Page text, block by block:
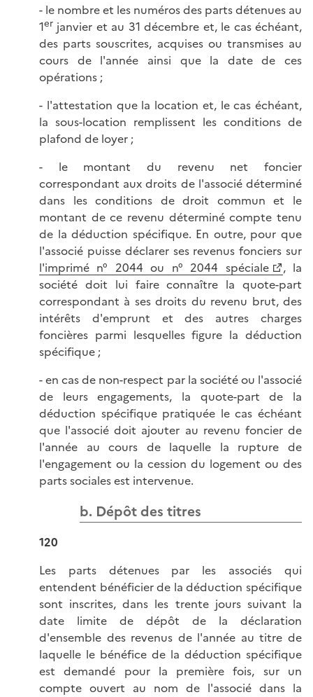
- le nombre et les numéros des parts détenues au
1er janvier et au 31 décembre et, le cas échéant,
des parts souscrites, acquises ou transmises au
cours de l'année ainsi que la date de ces
opérations ;
- l'attestation que la location et, le cas échéant,
la sous-location remplissent les conditions de
plafond de loyer ;
- le montant du revenu net foncier
correspondant aux droits de l'associé déterminé
dans les conditions de droit commun et le
montant de ce revenu déterminé compte tenu
de la déduction spécifique. En outre, pour que
l'associé puisse déclarer ses revenus fonciers sur
l'imprimé n° 2044 ou n° 2044 spéciale
, la
société doit lui faire connaître la quote-part
correspondant à ses droits du revenu brut, des
intérêts d'emprunt et des autres charges
foncières parmi lesquelles figure la déduction
spécifique ;
- en cas de non-respect par la société ou l'associé
de leurs engagements, la quote-part de la
déduction spécifique pratiquée le cas échéant
que l'associé doit ajouter au revenu foncier de
l'année au cours de laquelle la rupture de
l'engagement ou la cession du logement ou des
parts sociales est intervenue.
b. Dépôt des titres
120
Les parts détenues par les associés qui
entendent bénéficier de la déduction spécifique
sont inscrites, dans les trente jours suivant la
date limite de dépôt de la déclaration
d'ensemble des revenus de l'année au titre de
laquelle le bénéfice de la déduction spécifique
est demandé pour la première fois, sur un
compte ouvert au nom de l'associé dans la